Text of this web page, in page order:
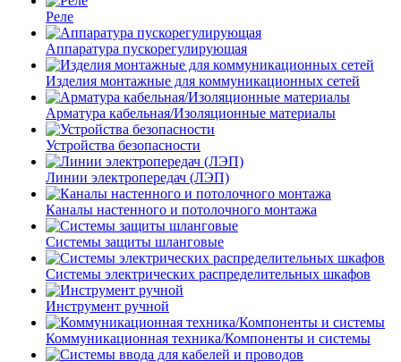
Реле
Аппаратура пускорегулирующая
Изделия монтажные для коммуникационных сетей
Арматура кабельная/Изоляционные материалы
Устройства безопасности
Линии электропередач (ЛЭП)
Каналы настенного и потолочного монтажа
Системы защиты шланговые
Системы электрических распределительных шкафов
Инструмент ручной
Коммуникационная техника/Компоненты и системы